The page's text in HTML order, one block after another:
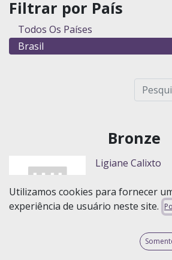
Filtrar por País
Todos Os Países
Brasil
Bronze
Ligiane Calixto
Utilizamos cookies para fornecer
experiência de usuário neste site.